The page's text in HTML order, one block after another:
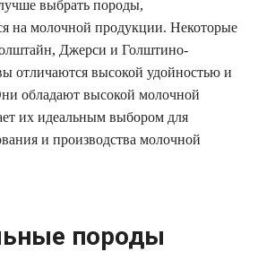
выбрать породы,
на молочной продукции. Некоторые
Джерси и Голштино-
отличаются высокой удойностью и
обладают высокой молочной
их идеальным выбором для
и производства молочной
породы